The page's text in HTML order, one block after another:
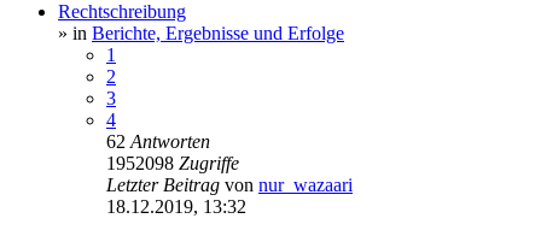
Rechtschreibung
» in Berichte, Ergebnisse und Erfolge
1
2
3
4
62 Antworten
1952098 Zugriffe
Letzter Beitrag von nur_wazaari
18.12.2019, 13:32